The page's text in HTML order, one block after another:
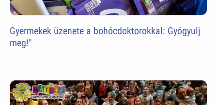
Gyermekek üzenete a bohócdoktorokkal: Gyógyulj
meg!"